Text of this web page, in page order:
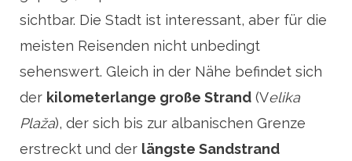
sichtbar. Die Stadt ist interessant, aber für die
meisten Reisenden nicht unbedingt
sehenswert. Gleich in der Nähe befindet sich
der kilometerlange große Strand (Velika
Plaža), der sich bis zur albanischen Grenze
erstreckt und der längste Sandstrand